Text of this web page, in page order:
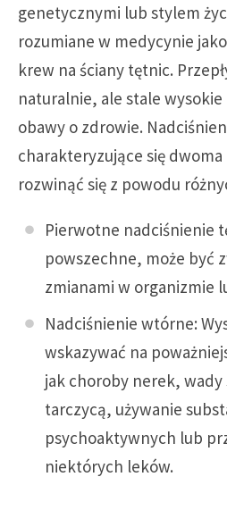
genetycznymi lub stylem
rozumiane w medycynie
krew na ściany tętnic.
naturalnie, ale stale
obawy o zdrowie.
charakteryzujące się
rozwinąć się z powodu
Pierwotne nadciśnienie
powszechne, może być
zmianami w organizmie
Nadciśnienie wtórne:
wskazywać na
jak choroby nerek,
tarczycą, używanie
psychoaktywnych lub
niektórych leków.